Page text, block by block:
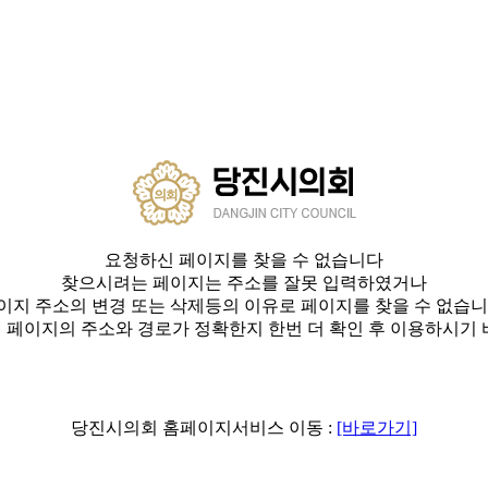
요청하신 페이지를 찾을 수 없습니다
찾으시려는 페이지는 주소를 잘못 입력하였거나
지 주소의 변경 또는 삭제등의 이유로 페이지를 찾을 수 없습
페이지의 주소와 경로가 정확한지 한번 더 확인 후 이용하시기
당진시의회 홈페이지서비스 이동 : [바로가기]